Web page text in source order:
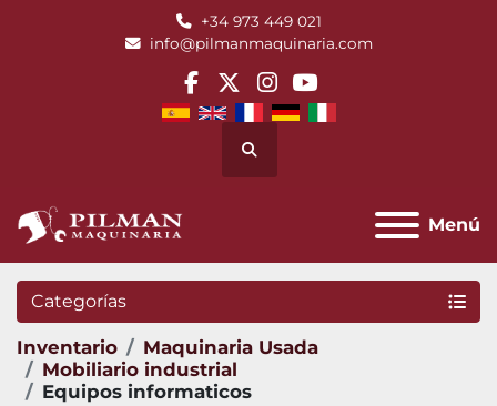
+34 973 449 021
info@pilmanmaquinaria.com
facebook
twitterinstagram
youtube
Buscar
Menú
Categorías
Inventario
Maquinaria Usada
Mobiliario industrial
Equipos informaticos